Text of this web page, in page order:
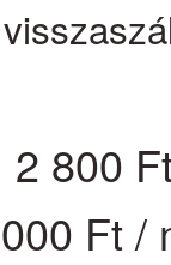
800
Ft /